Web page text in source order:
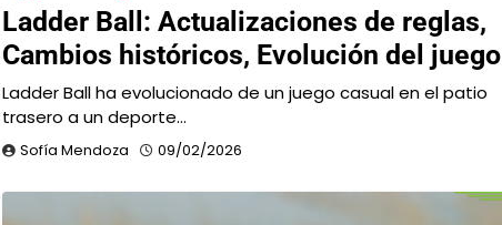
Ladder Ball: Actualizaciones de reglas,
Cambios históricos, Evolución del juego
Ladder Ball ha evolucionado de un juego casual en el patio
trasero a un deporte…
Sofía Mendoza 09/02/2026